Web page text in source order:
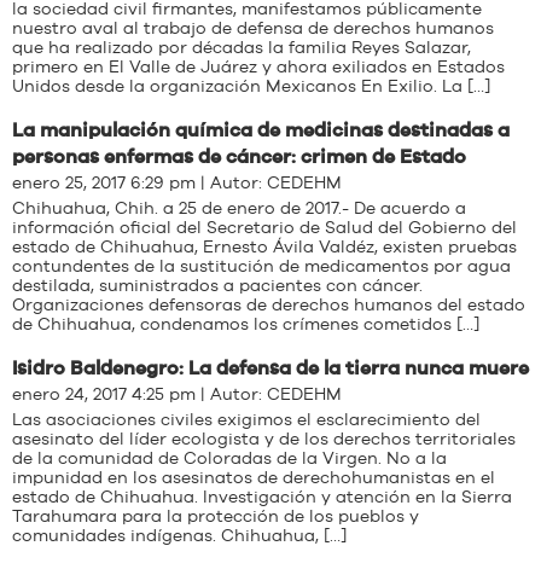
la sociedad civil firmantes, manifestamos públicamente
nuestro aval al trabajo de defensa de derechos humanos
que ha realizado por décadas la familia Reyes Salazar,
primero en El Valle de Juárez y ahora exiliados en Estados
Unidos desde la organización Mexicanos En Exilio. La […]
La manipulación química de medicinas destinadas a
personas enfermas de cáncer: crimen de Estado
enero 25, 2017 6:29 pm | Autor: CEDEHM
Chihuahua, Chih. a 25 de enero de 2017.- De acuerdo a
información oficial del Secretario de Salud del Gobierno del
estado de Chihuahua, Ernesto Ávila Valdéz, existen pruebas
contundentes de la sustitución de medicamentos por agua
destilada, suministrados a pacientes con cáncer.
Organizaciones defensoras de derechos humanos del estado
de Chihuahua, condenamos los crímenes cometidos […]
Isidro Baldenegro: La defensa de la tierra nunca muere
enero 24, 2017 4:25 pm | Autor: CEDEHM
Las asociaciones civiles exigimos el esclarecimiento del
asesinato del líder ecologista y de los derechos territoriales
de la comunidad de Coloradas de la Virgen. No a la
impunidad en los asesinatos de derechohumanistas en el
estado de Chihuahua. Investigación y atención en la Sierra
Tarahumara para la protección de los pueblos y
comunidades indígenas. Chihuahua, […]